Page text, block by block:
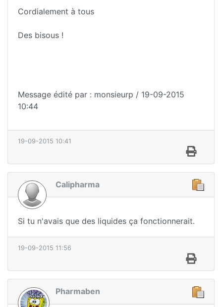
Cordialement à tous
Des bisous !
Message édité par : monsieurp / 19-09-2015
10:44
19-09-2015 10:41
Calipharma
Si tu n'avais que des liquides ça fonctionnerait.
19-09-2015 11:56
Pharmaben